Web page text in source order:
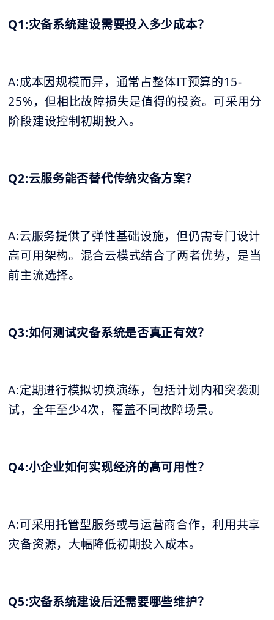
Q1:灾备系统建设需要投入多少成本？
A:成本因规模而异，通常占整体IT预算的15-
25%，但相比故障损失是值得的投资。可采用分
阶段建设控制初期投入。
Q2:云服务能否替代传统灾备方案？
A:云服务提供了弹性基础设施，但仍需专门设计
高可用架构。混合云模式结合了两者优势，是当
前主流选择。
Q3:如何测试灾备系统是否真正有效？
A:定期进行模拟切换演练，包括计划内和突袭测
试，全年至少4次，覆盖不同故障场景。
Q4:小企业如何实现经济的高可用性？
A:可采用托管型服务或与运营商合作，利用共享
灾备资源，大幅降低初期投入成本。
Q5:灾备系统建设后还需要哪些维护？